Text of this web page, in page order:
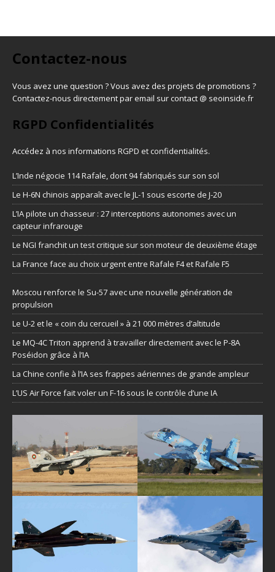
Contactez-nous
Vous avez une question ? Vous avez des projets de promotions ?
Contactez-nous directement par email sur contact @ seoinside.fr
RGPD Confidentialités
Accédez à nos informations RGPD et confidentialités.
L’Inde négocie 114 Rafale, dont 94 fabriqués sur son sol
Le H-6N chinois apparaît avec le JL-1 sous escorte de J-20
L’IA pilote un chasseur : 27 interceptions autonomes avec un
capteur infrarouge
Le NGI franchit un test critique sur son moteur de deuxième étage
La France face au choix urgent entre Rafale F4 et Rafale F5
Moscou renforce le Su-57 avec une nouvelle génération de
propulsion
Le U-2 et le « coin du cercueil » à 21 000 mètres d’altitude
Le MQ-4C Triton apprend à travailler directement avec le P-8A
Poséidon grâce à l’IA
La Chine confie à l’IA ses frappes aériennes de grande ampleur
L’US Air Force fait voler un F-16 sous le contrôle d’une IA